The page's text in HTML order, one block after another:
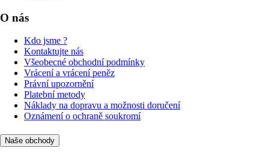
O nás
Kdo jsme ?
Kontaktujte nás
Všeobecné obchodní podmínky
Vrácení a vrácení peněz
Právní upozornění
Platební metody
Náklady na dopravu a možnosti doručení
Oznámení o ochraně soukromí
Naše obchody